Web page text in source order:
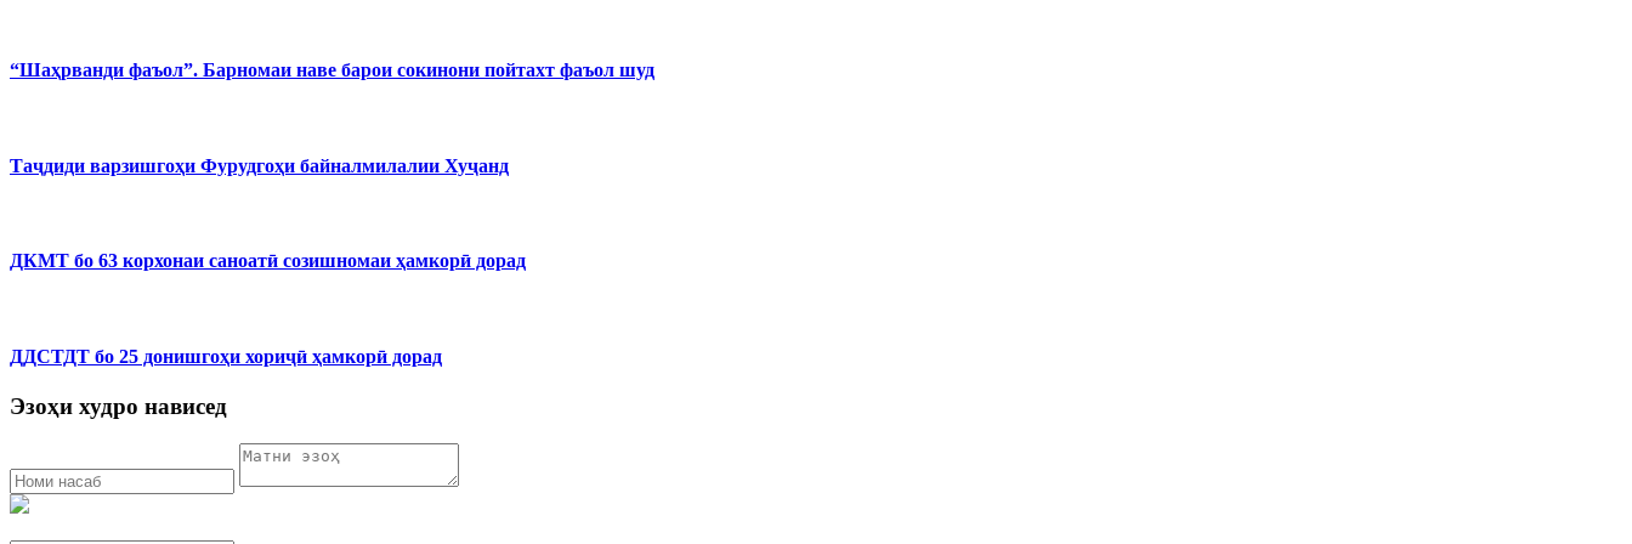
“Шаҳрванди фаъол”. Барномаи наве барои сокинони пойтахт фаъол шуд
Таҷдиди варзишгоҳи Фурудгоҳи байналмилалии Хуҷанд
ДКМТ бо 63 корхонаи саноатӣ созишномаи ҳамкорӣ дорад
ДДСТДТ бо 25 донишгоҳи хориҷӣ ҳамкорӣ дорад
Эзоҳи худро нависед